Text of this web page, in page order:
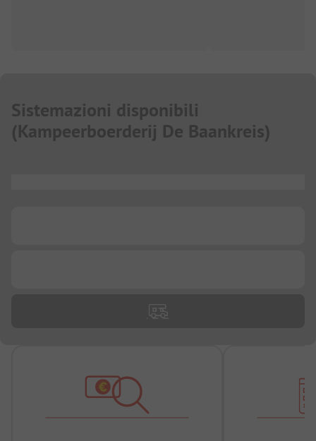
Sistemazioni disponibili
(Kampeerboerderij De Baankreis)